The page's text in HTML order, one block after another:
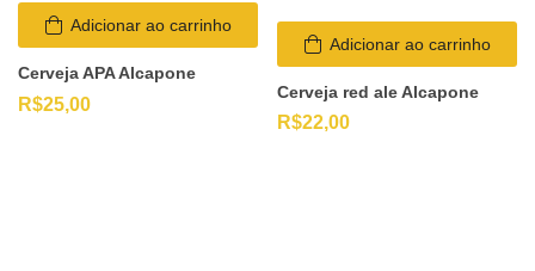
Adicionar ao carrinho
Cerveja APA Alcapone
R$25,00
Adicionar ao carrinho
Cerveja red ale Alcapone
R$22,00